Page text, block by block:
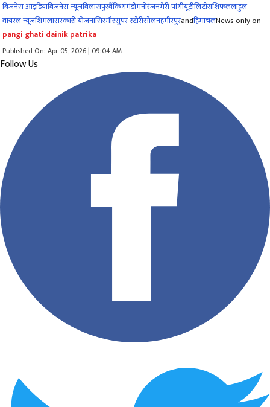
बिजनेस आइडियाबिज़नेस न्यूज़बिलासपुरबैंकिंगमंडीमनोरंजनमेरी पांगीयूटीलिटीराशिफललाहुल
वायरल न्यूज़शिमलासरकारी योजनासिरमौरसुपर स्टोरीसोलनहमीरपुरandहिमाचलNews only on
pangi ghati dainik patrika
Published On: Apr 05, 2026 | 09:04 AM
Follow Us